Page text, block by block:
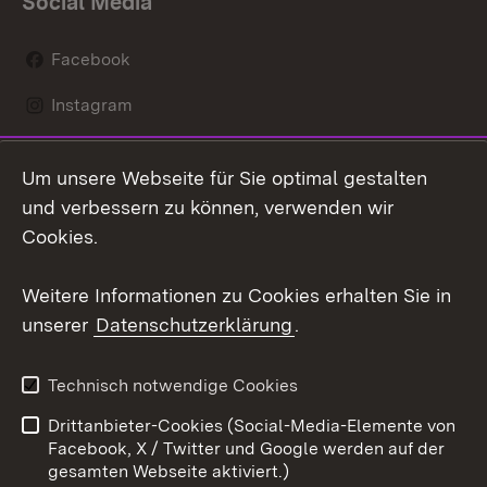
Facebook
Instagram
Mastodon
Youtube
Kontakt
Datenschutz
Barrierefreiheit
Impressum Cookies
Um unsere Webseite für Sie optimal gestalten
und verbessern zu können, verwenden wir
Cookies.
Weitere Informationen zu Cookies erhalten Sie in
unserer Datenschutzerklärung.
Technisch notwendige Cookies
Drittanbieter-Cookies (Social-Media-Elemente von
Facebook, X / Twitter und Google werden auf der
gesamten Webseite aktiviert.)